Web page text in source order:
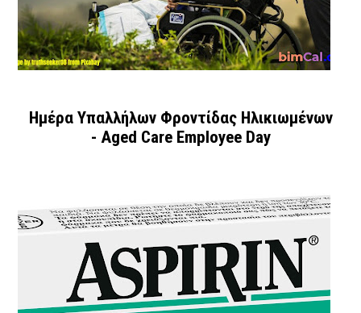
Ημέρα Υπαλλήλων Φροντίδας Ηλικιωμένων
- Aged Care Employee Day